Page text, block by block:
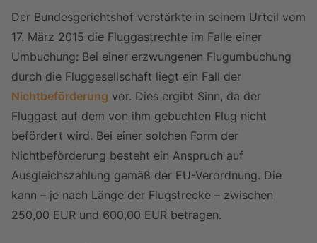
Der Bundesgerichtshof verstärkte in seinem Urteil vom
17. März 2015 die Fluggastrechte im Falle einer
Umbuchung: Bei einer erzwungenen Flugumbuchung
durch die Fluggesellschaft liegt ein Fall der
Nichtbeförderung vor. Dies ergibt Sinn, da der
Fluggast auf dem von ihm gebuchten Flug nicht
befördert wird. Bei einer solchen Form der
Nichtbeförderung besteht ein Anspruch auf
Ausgleichszahlung gemäß der EU-Verordnung. Die
kann – je nach Länge der Flugstrecke – zwischen
250,00 EUR und 600,00 EUR betragen.